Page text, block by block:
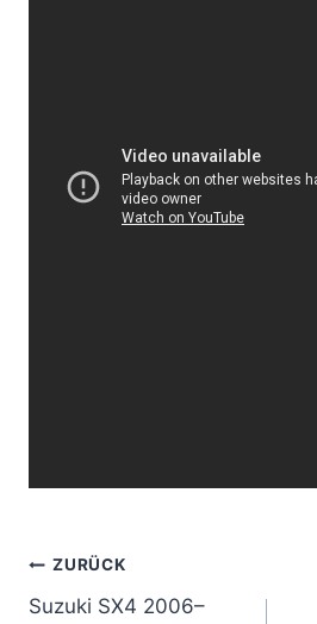
Beitragsnavigation
ZURÜCK
Suzuki SX4 2006–